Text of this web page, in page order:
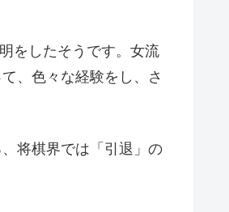
をしたそうです。女流
、色々な経験をし、さ
将棋界では「引退」の